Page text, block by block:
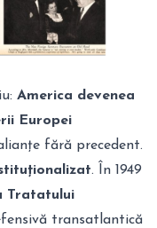
America devenea
Europei
fără precedent.
. În 1949
Tratatului
transatlantică